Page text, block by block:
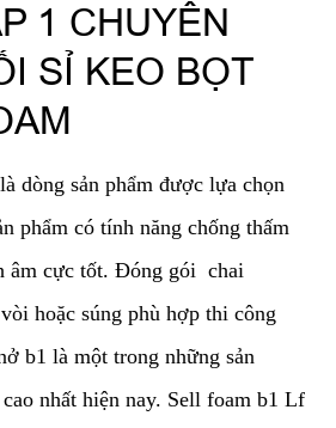
1 CHUYÊN
SỈ KEO BỌT
dòng sản phẩm được lựa chọn
phẩm có tính năng chống thấm
âm cực tốt. Đóng gói chai
hoặc súng phù hợp thi công
b1 là một trong những sản
nhất hiện nay. Sell foam b1 Lf